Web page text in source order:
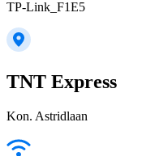
TP-Link_F1E5
TNT Express
Kon. Astridlaan